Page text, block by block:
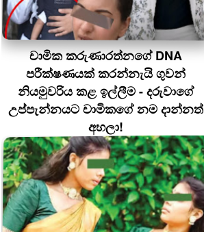
චාමික කරුණාරත්නගේ DNA
පරීක්ෂණයක් කරන්නැයි ගුවන්
නියමුවරිය කළ ඉල්ලීම - දරුවාගේ
උප්පැන්නයට චාමිකගේ නම දාන්නත්
අහලා!